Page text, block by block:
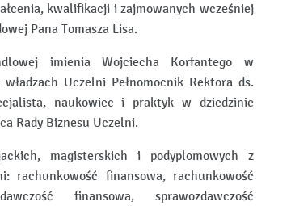
kwalifikacji i zajmowanych wcześniej
Pana Tomasza Lisa.
imienia Wojciecha Korfantego w
Uczelni Pełnomocnik Rektora ds.
naukowiec i praktyk w dziedzinie
Rady Biznesu Uczelni.
magisterskich i podyplomowych z
rachunkowość finansowa, rachunkowość
finansowa, sprawozdawczość